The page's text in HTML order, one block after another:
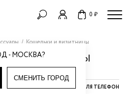
0 ₽
- МОСКВА?
СМЕНИТЬ ГОРОД
Кошельки и визитницы
И ВИЗИТНИЦЫ
ДЛЯ ВОЛОС БРЕЛОКИ ДЛЯ ТЕЛЕФОНОВ